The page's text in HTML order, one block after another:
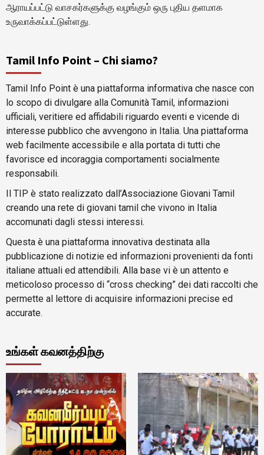
ஆராயப்பட்டு வாசகர்களுக்கு வழங்கும் ஒரு புதிய தளமாக
உருவாக்கப்பட்டுள்ளது.
Tamil Info Point – Chi siamo?
Tamil Info Point è una piattaforma informativa che nasce con
lo scopo di divulgare alla Comunità Tamil, informazioni
ufficiali, veritiere ed affidabili riguardo eventi e vicende di
interesse pubblico che avvengono in Italia. Una piattaforma
web facilmente accessibile e alla portata di tutti che
favorisce ed incoraggia comportamenti socialmente
responsabili.
Il TIP è stato realizzato dall’Associazione Giovani Tamil
creando una rete di giovani tamil che vivono in Italia
accomunati dagli stessi interessi.
Questa è una piattaforma innovativa destinata alla
pubblicazione di notizie ed informazioni provenienti da fonti
italiane attuali ed attendibili. Alla base vi è un attento e
meticoloso processo di “cross checking” dei dati raccolti che
permette al lettore di acquisire informazioni precise ed
accurate.
உங்கள் கவனத்திற்கு